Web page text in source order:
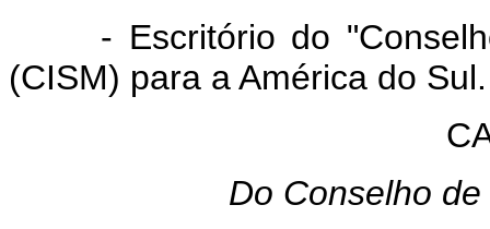
- Escritório do
(CISM) para a América do Sul.
Do Conselho